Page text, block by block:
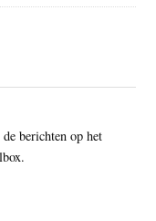
berichten op het